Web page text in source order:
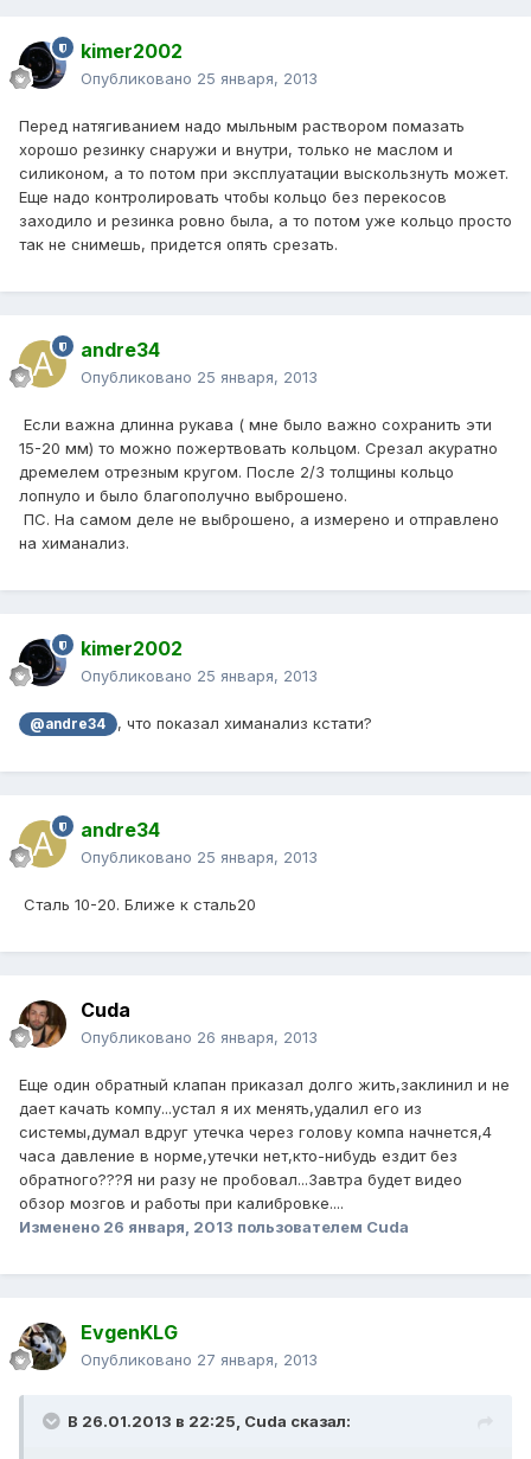
kimer2002
Опубликовано 25 января, 2013
Перед натягиванием надо мыльным раствором помазать
хорошо резинку снаружи и внутри, только не маслом и
силиконом, а то потом при эксплуатации выскользнуть может.
Еще надо контролировать чтобы кольцо без перекосов
заходило и резинка ровно была, а то потом уже кольцо просто
так не снимешь, придется опять срезать.
andre34
Опубликовано 25 января, 2013
Если важна длинна рукава ( мне было важно сохранить эти
15-20 мм) то можно пожертвовать кольцом. Срезал акуратно
дремелем отрезным кругом. После 2/3 толщины кольцо
лопнуло и было благополучно выброшено.
ПС. На самом деле не выброшено, а измерено и отправлено
на химанализ.
kimer2002
Опубликовано 25 января, 2013
@andre34 , что показал химанализ кстати?
andre34
Опубликовано 25 января, 2013
Сталь 10-20. Ближе к сталь20
Cuda
Опубликовано 26 января, 2013
Еще один обратный клапан приказал долго жить,заклинил и не
дает качать компу...устал я их менять,удалил его из
системы,думал вдруг утечка через голову компа начнется,4
часа давление в норме,утечки нет,кто-нибудь ездит без
обратного???Я ни разу не пробовал...Завтра будет видео
обзор мозгов и работы при калибровке....
Изменено 26 января, 2013 пользователем Cuda
EvgenKLG
Опубликовано 27 января, 2013
В 26.01.2013 в 22:25, Cuda сказал: